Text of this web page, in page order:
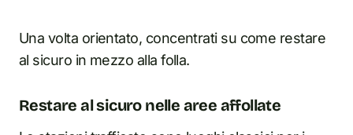
Una volta orientato, concentrati su come restare
al sicuro in mezzo alla folla.
Restare al sicuro nelle aree affollate